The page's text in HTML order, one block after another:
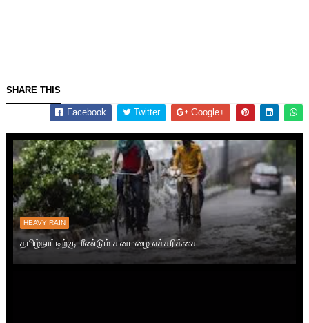
SHARE THIS
Facebook Twitter Google+
HEAVY RAIN
தமிழ்நாட்டிற்கு மீண்டும் கனமழை எச்சரிக்கை